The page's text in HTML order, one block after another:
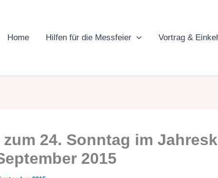
Home Hilfen für die Messfeier Vortrag &
24. Sonntag im
2015